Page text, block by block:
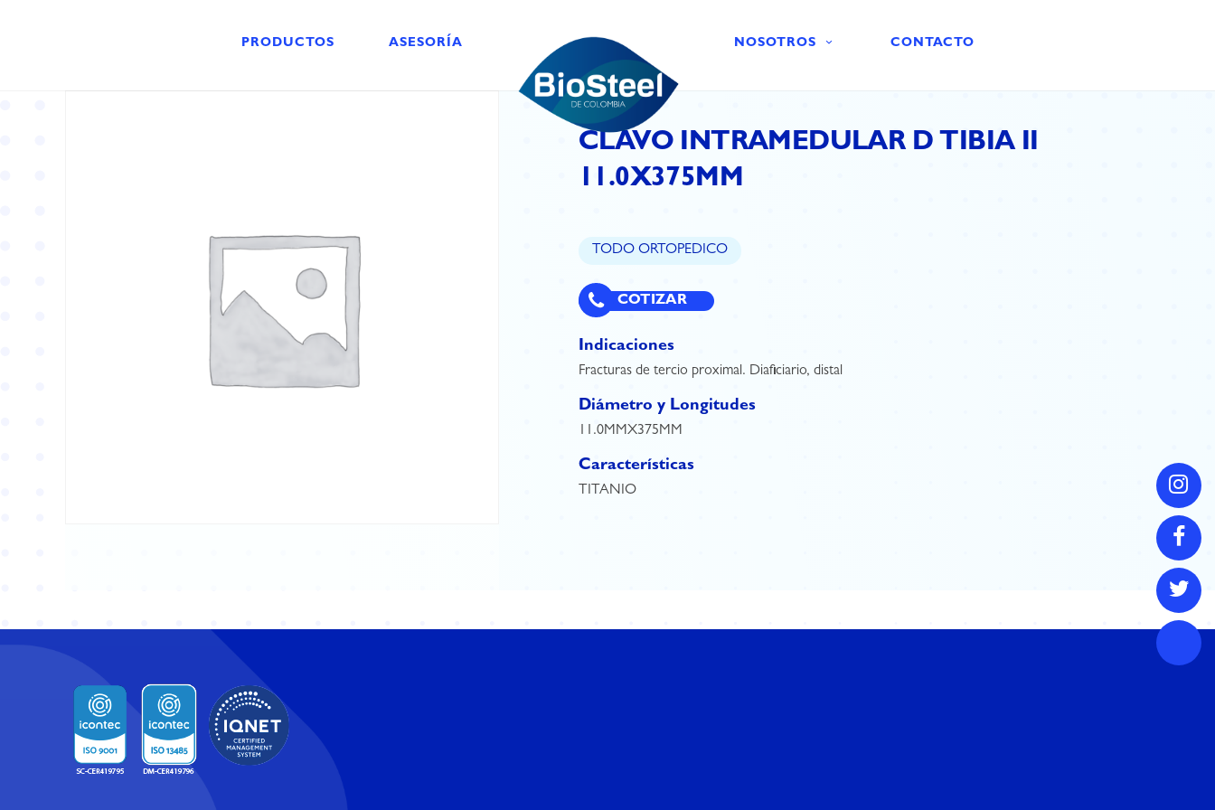
PRODUCTOS ASESORÍA NOSOTROS CONTACTO
CLAVO INTRAMEDULAR D TIBIA II
11.0X375MM
TODO ORTOPEDICO
COTIZAR
Indicaciones
Fracturas de tercio proximal. Diaficiario, distal
Diámetro y Longitudes
11.0MMX375MM
Características
TITANIO